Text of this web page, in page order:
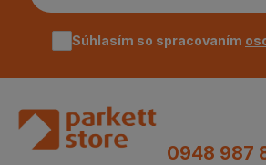
Súhlasím so spracovaním
0948 987